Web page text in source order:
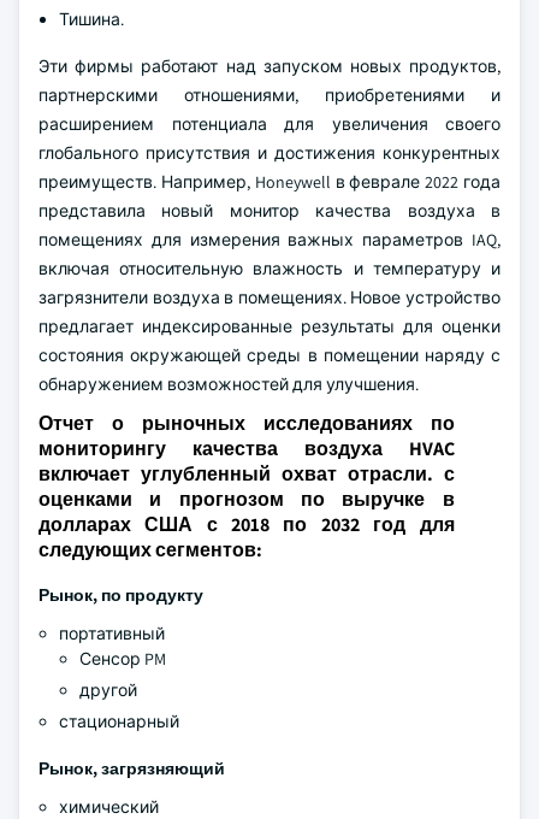
Тишина.
Эти фирмы работают над запуском новых продуктов,
партнерскими отношениями, приобретениями и
расширением потенциала для увеличения своего
глобального присутствия и достижения конкурентных
преимуществ. Например, Honeywell в феврале 2022 года
представила новый монитор качества воздуха в
помещениях для измерения важных параметров IAQ,
включая относительную влажность и температуру и
загрязнители воздуха в помещениях. Новое устройство
предлагает индексированные результаты для оценки
состояния окружающей среды в помещении наряду с
обнаружением возможностей для улучшения.
Отчет о рыночных исследованиях по
мониторингу качества воздуха HVAC
включает углубленный охват отрасли. с
оценками и прогнозом по выручке в
долларах США с 2018 по 2032 год для
следующих сегментов:
Рынок, по продукту
портативный
Сенсор PM
другой
стационарный
Рынок, загрязняющий
химический